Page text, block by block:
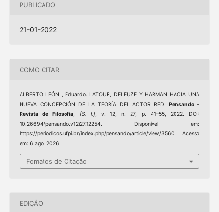
PUBLICADO
21-01-2022
COMO CITAR
ALBERTO LEÓN , Eduardo. LATOUR, DELEUZE Y HARMAN HACIA UNA
NUEVA CONCEPCIÓN DE LA TEORÍA DEL ACTOR RED.Pensando -
Revista de Filosofia, [S. l.], v. 12, n. 27, p. 41–55, 2022. DOI:
10.26694/pensando.v12i27.12254. Disponível em:
https://periodicos.ufpi.br/index.php/pensando/article/view/3560. Acesso
em: 6 ago. 2026.
Fomatos de Citação
EDIÇÃO